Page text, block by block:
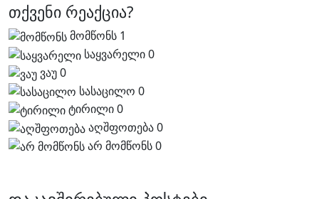
თქვენი რეაქცია?
მომწონს 1
საყვარელი0
ვაუ0
სასაცილო 0
ტირილი0
აღშფოთება0
არ მომწონს0